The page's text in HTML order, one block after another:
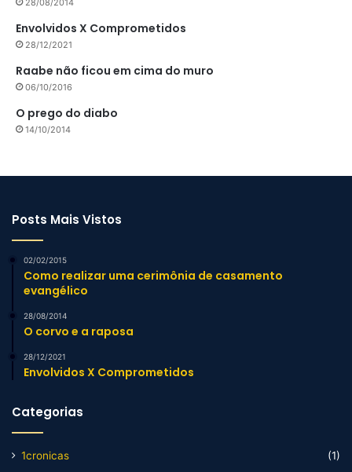
Envolvidos X Comprometidos
28/12/2021
Raabe não ficou em cima do muro
06/10/2016
O prego do diabo
14/10/2014
Posts Mais Vistos
02/02/2015
Como realizar uma cerimônia de casamento
evangélico
28/08/2014
O corvo e a raposa
28/12/2021
Envolvidos X Comprometidos
Categorias
1cronicas
(1)